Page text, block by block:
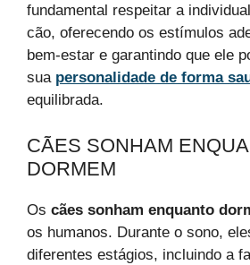
fundamental respeitar a
cão, oferecendo os estímulos
bem-estar e garantindo que ele
sua personalidade de forma
equilibrada.
CÃES SONHAM
DORMEM
Os cães sonham enquanto
os humanos. Durante o sono,
diferentes estágios, incluindo a